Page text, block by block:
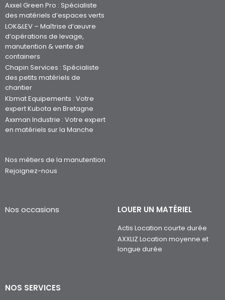
Axxel Green Pro : Spécialiste
des matériels d’espaces verts
LOK&LEV – Maîtrise d’œuvre
d’opérations de levage,
manutention & vente de
containers
Chapin Services : Spécialiste
des petits matériels de
chantier
Kbmat Equipements : Votre
expert Kubota en Bretagne
Axxman Industrie : Votre expert
en matériels sur la Manche
Nos métiers de la manutention
Rejoignez-nous
Nos occasions LOUER UN MATÉRIEL
Actis Location courte durée
AXXLIZ Location moyenne et
longue durée
NOS SERVICES